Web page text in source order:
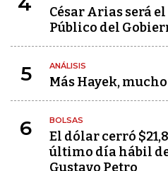
César Arias será
Público del
5 ANÁLISIS
Más Hayek,
6 BOLSAS
El dólar cerró
último día hábil
Gustavo Petro